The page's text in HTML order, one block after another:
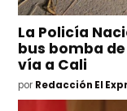
La Policía
bus bomba
vía a Cali
por Redacción El